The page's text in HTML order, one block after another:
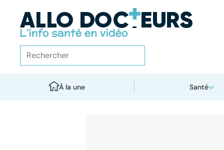
À la une Santé